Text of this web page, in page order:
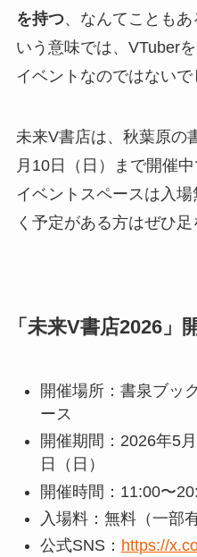
を持つ、なんてこともあ
いう意味では、VTuber
イベントなのではないで
未来V書店は、秋葉原の
月10日（日）まで開催
イベントスペースは入
く予定がある方はぜひ足
「未来V書店2026」
開催場所：書泉ブッ
ース
開催期間：2026年5
日（日）
開催時間：11:00〜
入場料：無料（一部
公式SNS： https://